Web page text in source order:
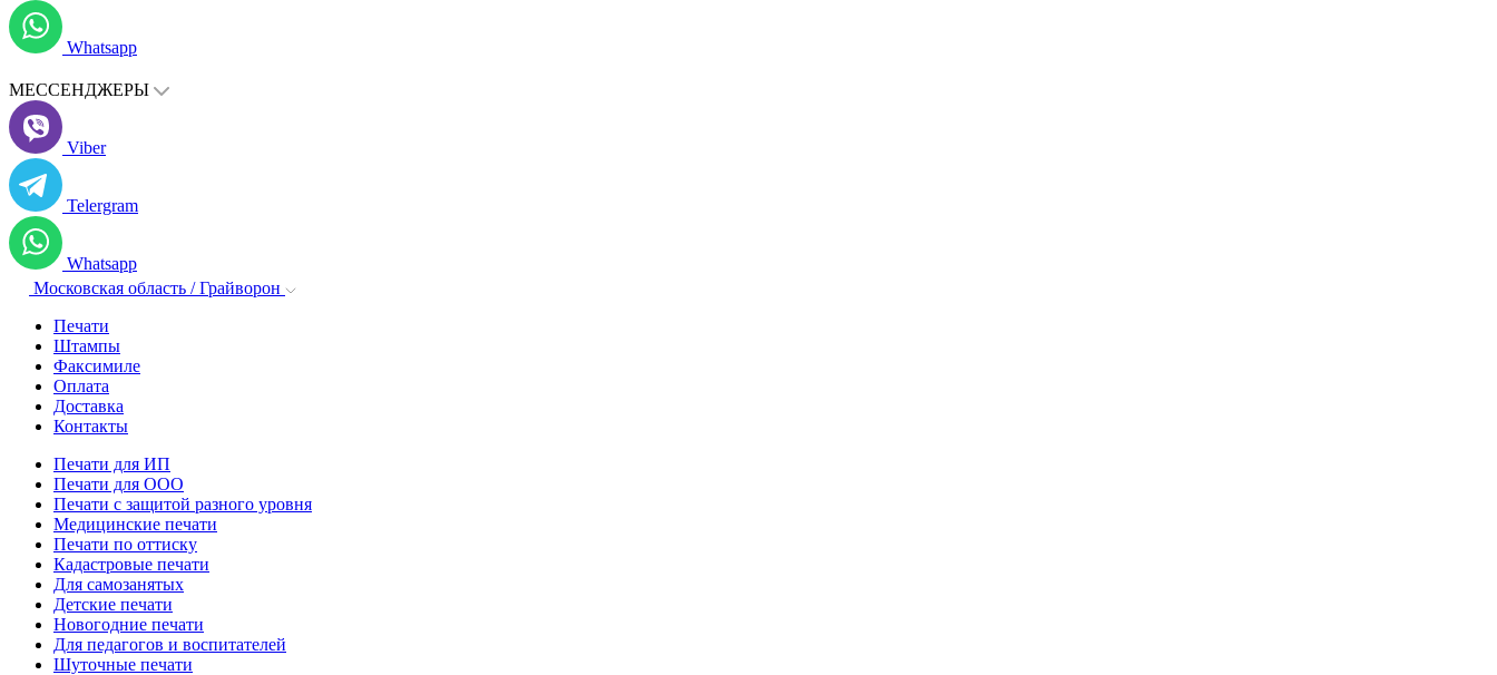
Whatsapp
МЕССЕНДЖЕРЫ
Viber
Telergram
Whatsapp
Московская область / Грайворон
Печати
Штампы
Факсимиле
Оплата
Доставка
Контакты
Печати для ИП
Печати для ООО
Печати с защитой разного уровня
Медицинские печати
Печати по оттиску
Кадастровые печати
Для самозанятых
Детские печати
Новогодние печати
Для педагогов и воспитателей
Шуточные печати